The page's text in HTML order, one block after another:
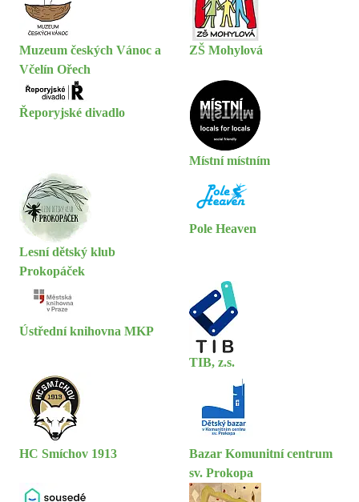
Muzeum českých Vánoc a
Včelín Ořech
ZŠ Mohylová
Řeporyjské divadlo
Místní místním
Lesní dětský klub
Prokopáček
Pole Heaven
Ústřední knihovna MKP
TIB, z.s.
HC Smíchov 1913
Bazar Komunitní centrum
sv. Prokopa